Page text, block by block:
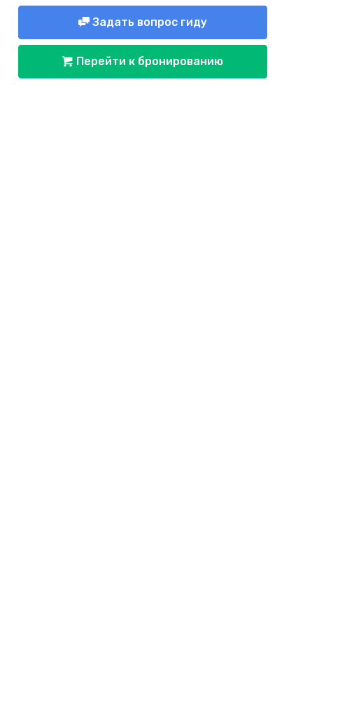
Задать вопрос гиду
Перейти к бронированию